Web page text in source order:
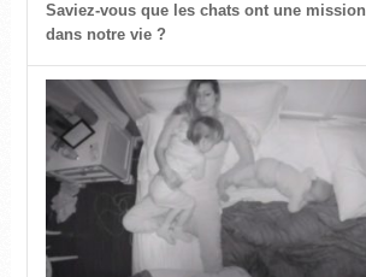
Saviez-vous que les chats ont une mission
dans notre vie ?